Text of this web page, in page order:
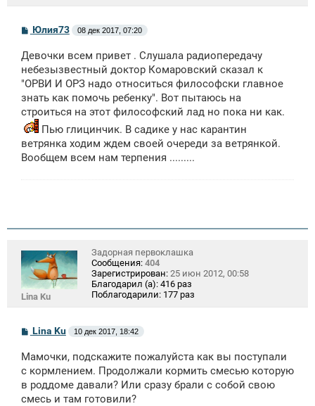
С
б
щ
е
н
и
Юлия73 08 дек 2017, 07:20
Девочки всем привет . Слушала радиопередачу
небезызвестный доктор Комаровский сказал к
"ОРВИ И ОРЗ надо относиться философски главное
знать как помочь ребенку". Вот пытаюсь на
строиться на этот философский лад но пока ни как.
Пью глицинчик. В садике у нас карантин
ветрянка ходим ждем своей очереди за ветрянкой.
Вообщем всем нам терпения .........
Lina Ku
Задорная первоклашка
Сообщения: 404
Зарегистрирован: 25 июн 2012, 00:58
Благодарил (а): 416 раз
Поблагодарили: 177 раз
С
б
щ
н
и
Lina Ku 10 дек 2017, 18:42
Мамочки, подскажите пожалуйста как вы поступали
с кормлением. Продолжали кормить смесью которую
в роддоме давали? Или сразу брали с собой свою
смесь и там готовили?